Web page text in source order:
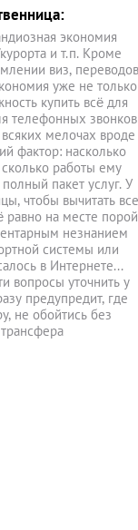
экономия
и т.п. Кроме
виз, переводов
уже не только
купить всё для
телефонных звонков
мелочах вроде
фактор: насколько
сколько работы ему
пакет услуг. У
чтобы вычитать все
равно на месте порой
незнанием
системы или
в Интернете...
вопросы уточнить у
предупредит, где
не обойтись без